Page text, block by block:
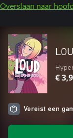
Overslaan naar
€
Vereist een